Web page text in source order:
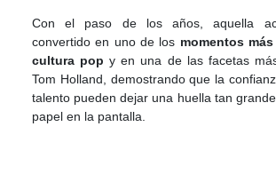
Con el paso de los años, aquella
convertido en uno de los momentos
cultura popy en una de las facetas
Tom Holland, demostrando que la
talento pueden dejar una huella tan
papel en la pantalla.